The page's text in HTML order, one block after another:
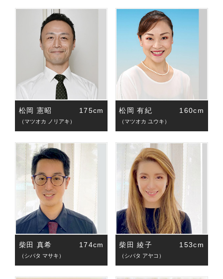
松岡 憲昭
（マツオカ ノリアキ）
175cm 松岡 有紀
（マツオカ ユウキ）
160cm
柴田 真希
（シバタ マサキ）
174cm 柴田 綾子
（シバタ アヤコ）
153cm